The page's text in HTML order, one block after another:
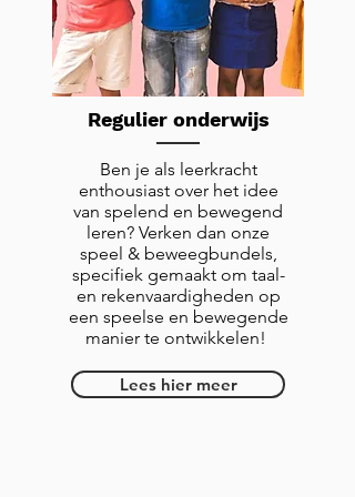
Regulier onderwijs
Ben je als leerkracht
enthousiast over het idee
van spelend en bewegend
leren? Verken dan onze
speel & beweegbundels,
specifiek gemaakt om taal-
en rekenvaardigheden op
een speelse en bewegende
manier te ontwikkelen!
Lees hier meer